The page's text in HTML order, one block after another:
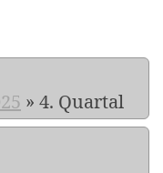
» 4. Quartal